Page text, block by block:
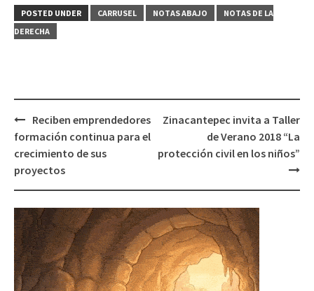
POSTED UNDER CARRUSEL NOTAS ABAJO
NOTAS DE LA
DERECHA
Post
navigation
Reciben emprendedores
formación continua para el
crecimiento de sus
proyectos
Zinacantepec invita a Taller
de Verano 2018 “La
protección civil en los niños”